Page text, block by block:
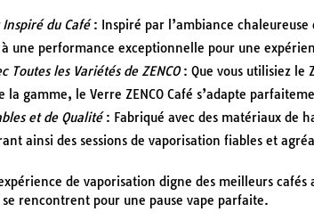
du Café: Inspiré par l’ambiance chaleureuse
une performance exceptionnelle pour une
Toutes les Variétés de ZENCO: Que vous utilisiez le
gamme, le Verre ZENCO Café s’adapte
et de Qualité: Fabriqué avec des matériaux de
ainsi des sessions de vaporisation fiables et
de vaporisation digne des meilleurs cafés
rencontrent pour une pause vape parfaite.